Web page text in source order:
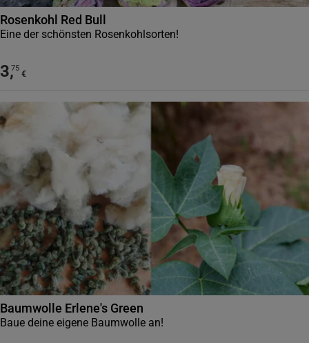
Rosenkohl Red Bull
Eine der schönsten Rosenkohlsorten!
3,75
€
Baumwolle Erlene's Green
Baue deine eigene Baumwolle an!